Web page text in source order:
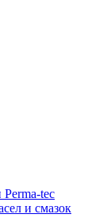
tec
и смазок